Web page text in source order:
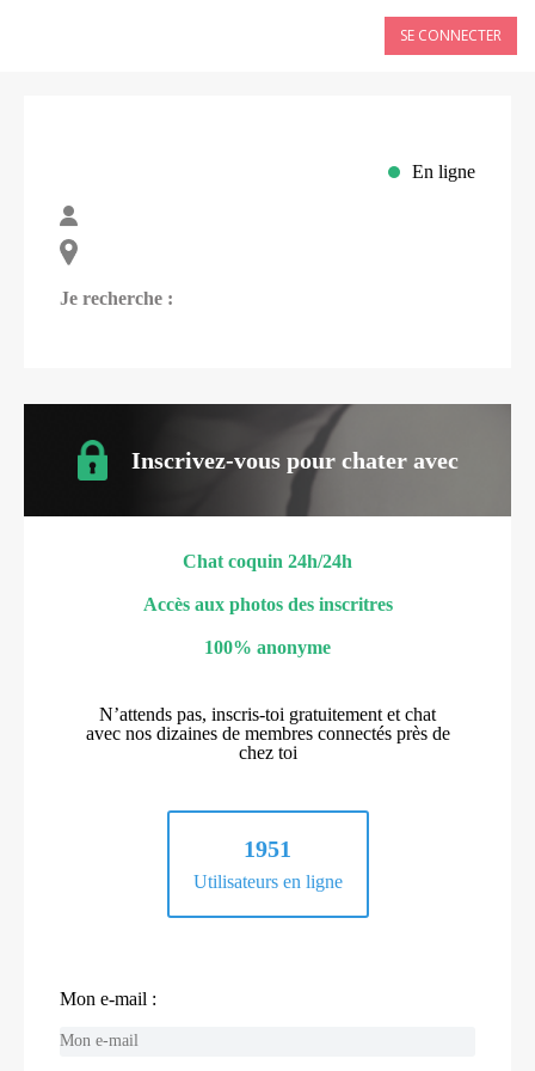
SE CONNECTER
En ligne
Je recherche :
Inscrivez-vous pour chater avec
Chat coquin 24h/24h
Accès aux photos des inscritres
100% anonyme
N’attends pas, inscris-toi gratuitement et chat
avec nos dizaines de membres connectés près de
chez toi
1951
Utilisateurs en ligne
Mon e-mail :